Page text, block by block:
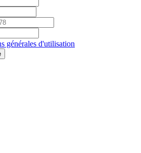
générales d'utilisation